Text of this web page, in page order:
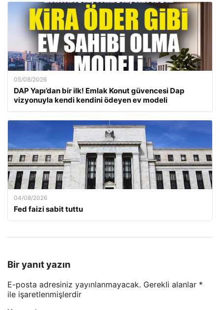
05/08/2026
DAP Yapı’dan bir ilk! Emlak Konut güvencesi Dap
vizyonuyla kendi kendini ödeyen ev modeli
04/08/2026
Fed faizi sabit tuttu
Bir yanıt yazın
E-posta adresiniz yayınlanmayacak. Gerekli alanlar *
ile işaretlenmişlerdir